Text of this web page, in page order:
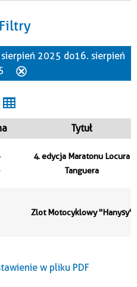
Filtry
sierpień 2025 do 16. sierpień
Tytuł
4. edycja Maratonu Locura
Tanguera
Zlot Motocyklowy "Hanysy"
w pliku PDF